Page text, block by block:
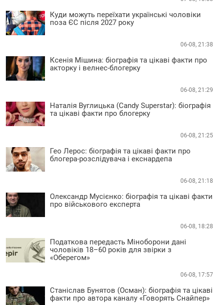
Куди можуть переїхати українські чоловіки
поза ЄС після 2027 року
06-08, 21:38
Ксенія Мішина: біографія та цікаві факти про
акторку і велнес-блогерку
06-08, 21:29
Наталія Вуглицька (Candy Superstar): біографія
та цікаві факти про блогерку
06-08, 21:25
Гео Лерос: біографія та цікаві факти про
блогера-розслідувача і екснардепа
06-08, 21:18
Олександр Мусієнко: біографія та цікаві факти
про військового експерта
06-08, 18:28
Податкова передасть Міноборони дані
чоловіків 18–60 років для звірки з
«Оберегом»
06-08, 17:57
Станіслав Бунятов (Осман): біографія та цікаві
факти про автора каналу «Говорять Снайпер»